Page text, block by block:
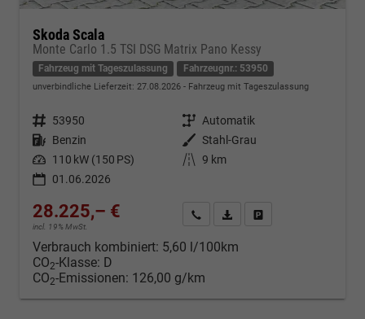
Skoda Scala
Monte Carlo 1.5 TSI DSG Matrix Pano Kessy
Fahrzeug mit Tageszulassung Fahrzeugnr.: 53950
unverbindliche Lieferzeit: 27.08.2026 Fahrzeug mit Tageszulassung
Fahrzeugnr. 53950 Getriebe Automatik
Kraftstoff Benzin Außenfarbe Stahl-Grau
Leistung 110 kW (150 PS) Kilometerstand 9 km
01.06.2026
28.225,– €
incl. 19% MwSt.
Kontakt & Angebot anfordern
PDF-Datei, Fahrzeugexposé
Verbrauch kombiniert: 5,60 l/100km
CO2-Klasse: D
CO2-Emissionen: 126,00 g/km